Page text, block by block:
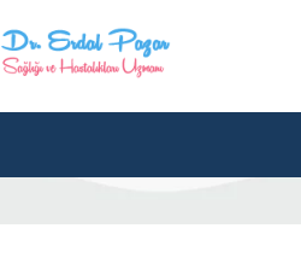
ÇOCUKLARDA